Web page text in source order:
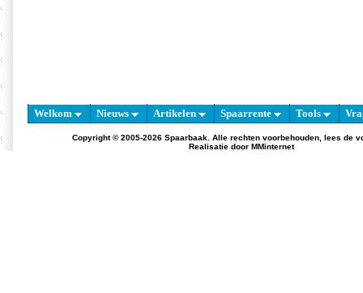
Welkom Nieuws Artikelen Spaarrente Tools
Copyright © 2005-2026 Spaarbaak. Alle rechten voorbehouden, lees de
Realisatie door MMinternet